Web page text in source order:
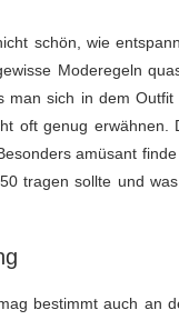
schön, wie
Moderegeln
sich in dem
oft genug erwähnen.
amüsant
tragen sollte und
bestimmt auch an